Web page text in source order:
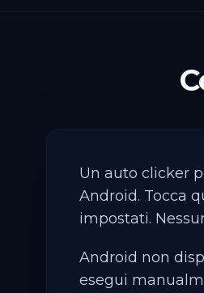
Un auto clicker
Android. Tocca
impostati.
Android non
esegui